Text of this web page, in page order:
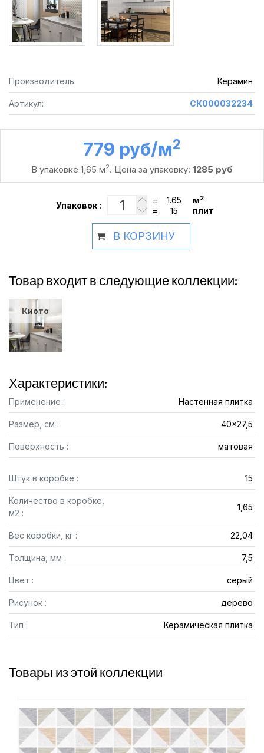
Производитель: Керамин
Артикул: СК000032234
779 руб /м2
В упаковке 1,65 м2. Цена за упаковку: 1285 руб
Упаковок :
= м2
= плит
В КОРЗИНУ
Товар входит в следующие коллекции:
Киото
Характеристики:
Применение : Настенная плитка
Размер, см : 40x27,5
Поверхность : матовая
Штук в коробке : 15
Количество в коробке,
м2 :
1,65
Вес коробки, кг : 22,04
Толщина, мм : 7,5
Цвет : серый
Рисунок : дерево
Тип : Керамическая плитка
Товары из этой коллекции